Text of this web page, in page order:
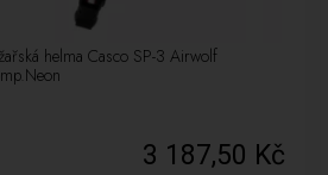
helma Casco SP-3 Airwolf
3 187,50 Kč